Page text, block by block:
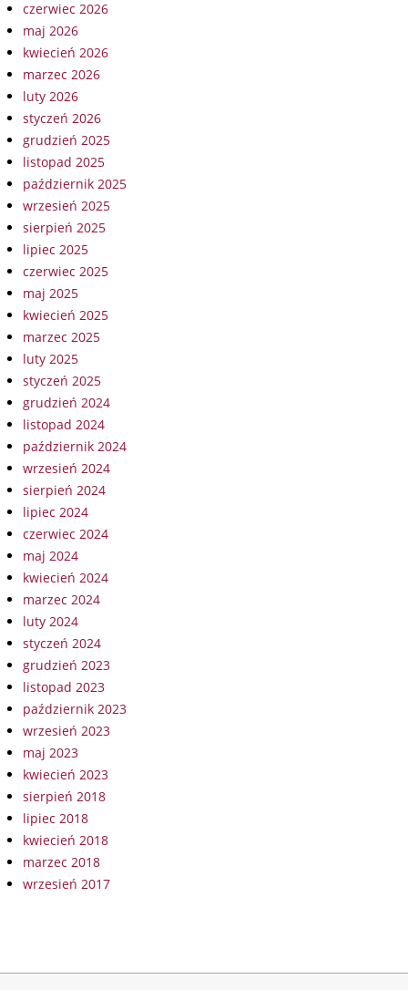
czerwiec 2026
maj 2026
kwiecień 2026
marzec 2026
luty 2026
styczeń 2026
grudzień 2025
listopad 2025
październik 2025
wrzesień 2025
sierpień 2025
lipiec 2025
czerwiec 2025
maj 2025
kwiecień 2025
marzec 2025
luty 2025
styczeń 2025
grudzień 2024
listopad 2024
październik 2024
wrzesień 2024
sierpień 2024
lipiec 2024
czerwiec 2024
maj 2024
kwiecień 2024
marzec 2024
luty 2024
styczeń 2024
grudzień 2023
listopad 2023
październik 2023
wrzesień 2023
maj 2023
kwiecień 2023
sierpień 2018
lipiec 2018
kwiecień 2018
marzec 2018
wrzesień 2017